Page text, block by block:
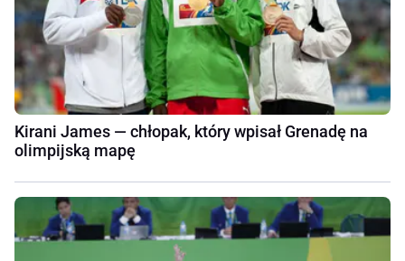
Kirani James — chłopak, który wpisał Grenadę na
olimpijską mapę